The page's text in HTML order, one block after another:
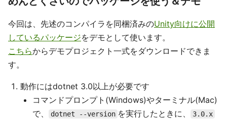
今回は、先述のコンパイラを同梱済みのUnity向けに公開
しているパッケージをデモとして使います。
こちらからデモプロジェクト一式をダウンロードできま
す。
動作にはdotnet 3.0以上が必要です
コマンドプロンプト(Windows)やターミナル(Mac)
で、
dotnet --version を実行したときに、 3.0.x